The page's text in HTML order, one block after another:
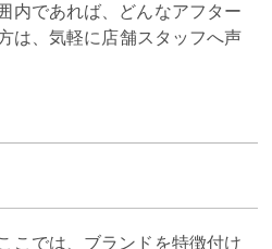
内であれば、どんなアフター
は、気軽に店舗スタッフへ声
こでは、ブランドを特徴付け